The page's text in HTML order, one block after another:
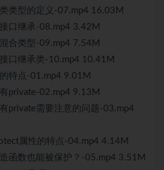
类型的定义-07.mp4 16.03M
口继承-08.mp4 3.42M
合类型-09.mp4 7.54M
口继承类-10.mp4 10.41M
特点-01.mp4 9.01M
private-02.mp4 9.13M
private需要注意的问题-03.mp4
属性的特点-04.mp4 4.14M
函数也能被保护？-05.mp4 3.51M